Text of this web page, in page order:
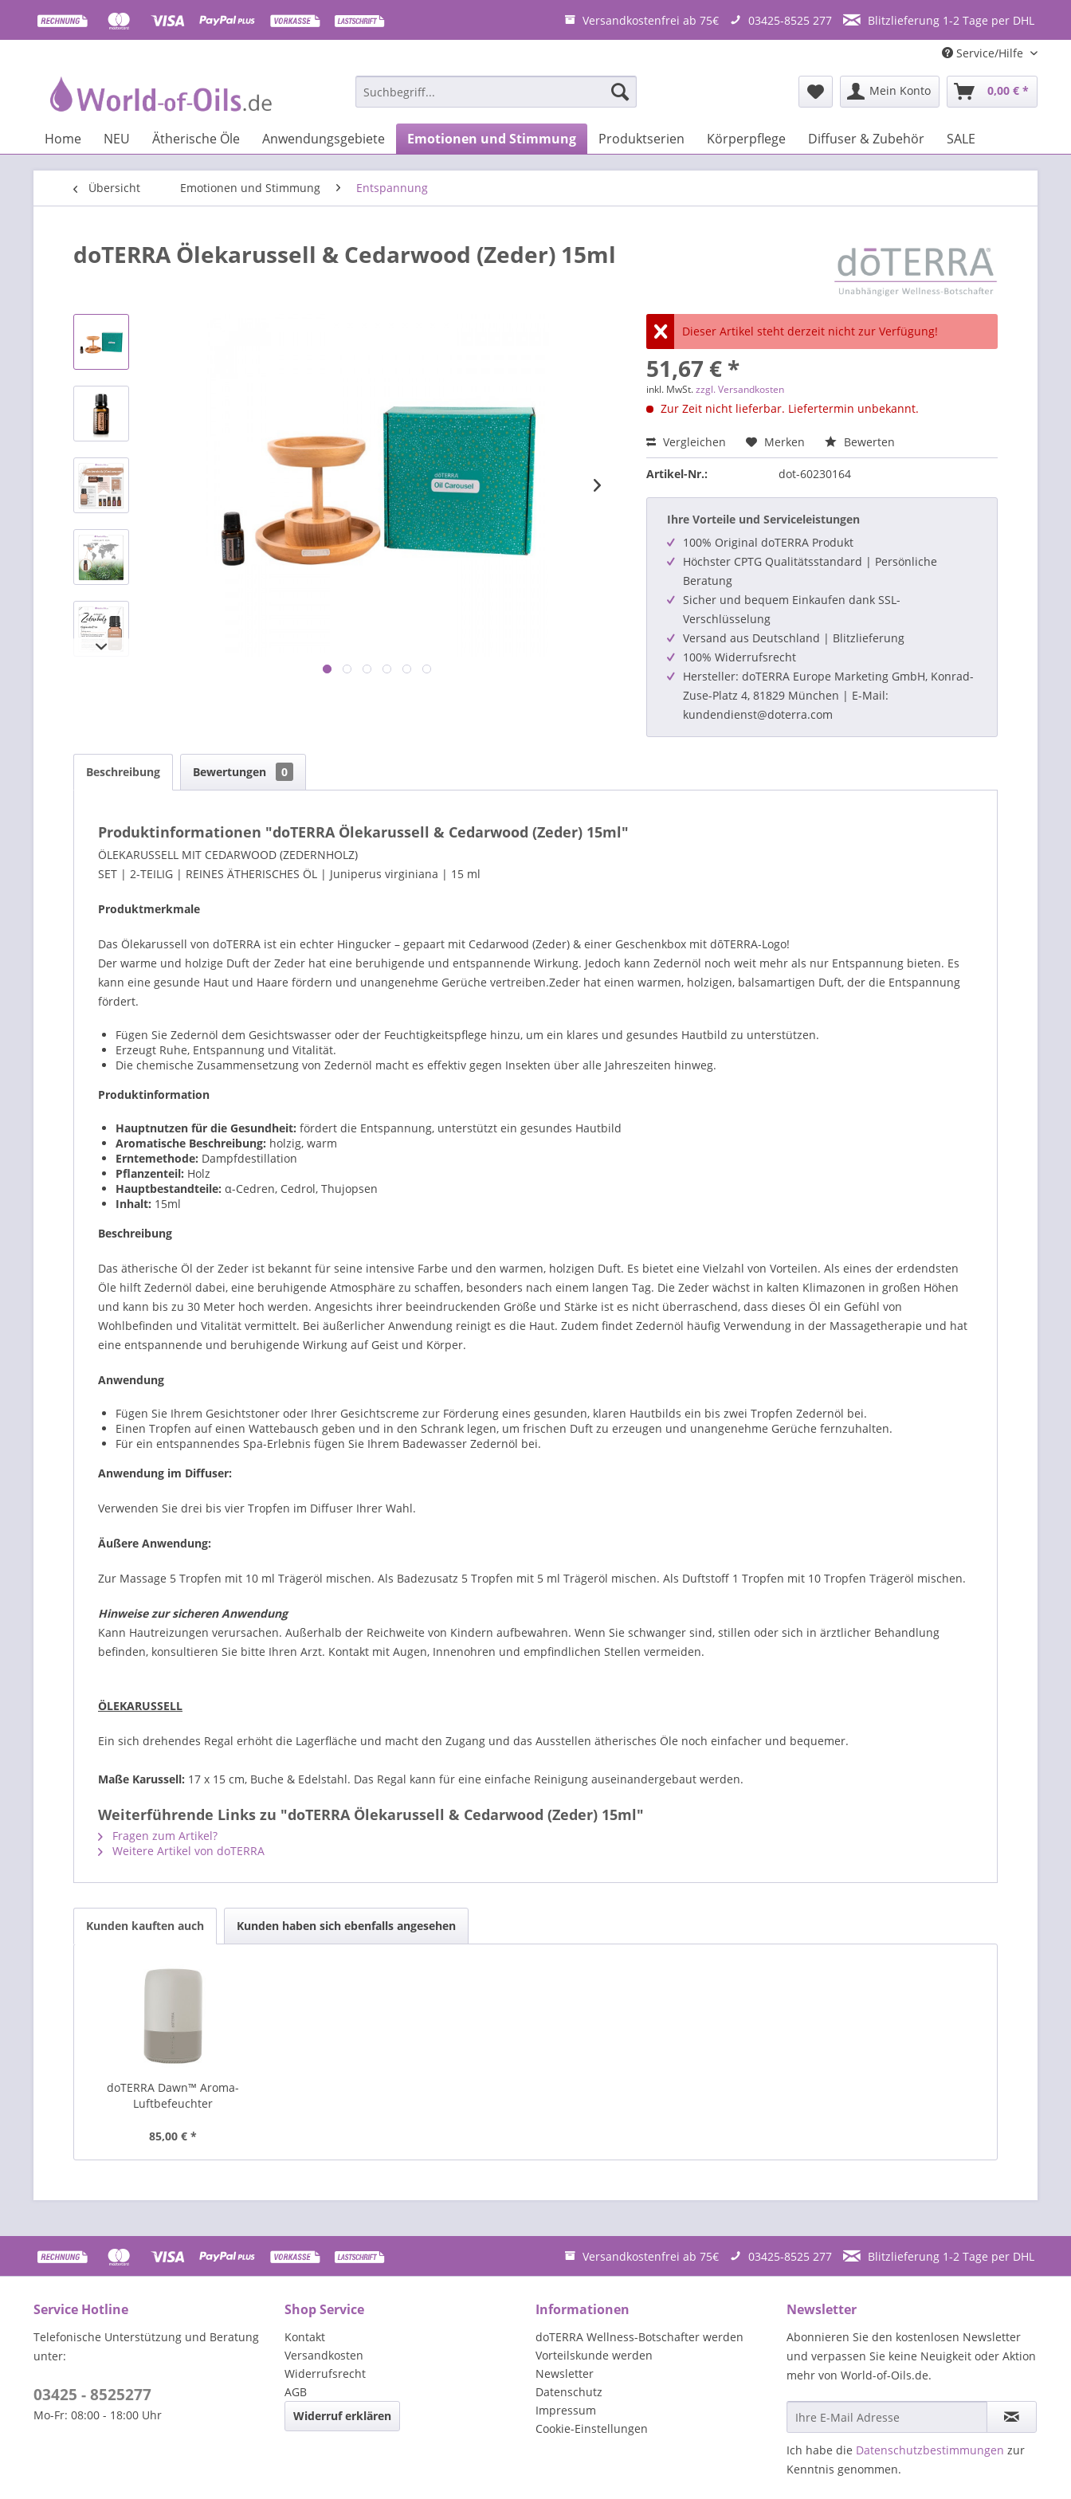
Versandkostenfrei ab 75€ 03425-8525 277 Blitzlieferung 1-2 Tage per DHL
Service/Hilfe
Mein Konto 0,00 € *
Home NEU Ätherische Öle Anwendungsgebiete Emotionen und Stimmung Produktserien Körperpflege Diffuser & Zubehör SALE
Übersicht Emotionen und Stimmung Entspannung
doTERRA Ölekarussell & Cedarwood (Zeder) 15ml
Dieser Artikel steht derzeit nicht zur Verfügung!
51,67 € *
inkl. MwSt.zzgl. Versandkosten
Zur Zeit nicht lieferbar. Liefertermin unbekannt.
Vergleichen Merken Bewerten
Artikel-Nr.: dot-60230164
Ihre Vorteile und Serviceleistungen
100% Original doTERRA Produkt
Höchster CPTG Qualitätsstandard | Persönliche
Beratung
Sicher und bequem Einkaufen dank SSL-
Verschlüsselung
Versand aus Deutschland | Blitzlieferung
100% Widerrufsrecht
Hersteller: doTERRA Europe Marketing GmbH, Konrad-
Zuse-Platz 4, 81829 München | E-Mail:
kundendienst@doterra.com
Beschreibung Bewertungen 0
Produktinformationen "doTERRA Ölekarussell & Cedarwood (Zeder) 15ml"
ÖLEKARUSSELL MIT CEDARWOOD (ZEDERNHOLZ)
SET | 2-TEILIG | REINES ÄTHERISCHES ÖL | Juniperus virginiana | 15 ml
Produktmerkmale
Das Ölekarussell von doTERRA ist ein echter Hingucker – gepaart mit Cedarwood (Zeder) & einer Geschenkbox mit dōTERRA-Logo!
Der warme und holzige Duft der Zeder hat eine beruhigende und entspannende Wirkung. Jedoch kann Zedernöl noch weit mehr als nur Entspannung bieten. Es
kann eine gesunde Haut und Haare fördern und unangenehme Gerüche vertreiben.Zeder hat einen warmen, holzigen, balsamartigen Duft, der die Entspannung
fördert.
Fügen Sie Zedernöl dem Gesichtswasser oder der Feuchtigkeitspflege hinzu, um ein klares und gesundes Hautbild zu unterstützen.
Erzeugt Ruhe, Entspannung und Vitalität.
Die chemische Zusammensetzung von Zedernöl macht es effektiv gegen Insekten über alle Jahreszeiten hinweg.
Produktinformation
Hauptnutzen für die Gesundheit: fördert die Entspannung, unterstützt ein gesundes Hautbild
Aromatische Beschreibung: holzig, warm
Erntemethode: Dampfdestillation
Pflanzenteil: Holz
Hauptbestandteile: α-Cedren, Cedrol, Thujopsen
Inhalt: 15ml
Beschreibung
Das ätherische Öl der Zeder ist bekannt für seine intensive Farbe und den warmen, holzigen Duft. Es bietet eine Vielzahl von Vorteilen. Als eines der erdendsten
Öle hilft Zedernöl dabei, eine beruhigende Atmosphäre zu schaffen, besonders nach einem langen Tag. Die Zeder wächst in kalten Klimazonen in großen Höhen
und kann bis zu 30 Meter hoch werden. Angesichts ihrer beeindruckenden Größe und Stärke ist es nicht überraschend, dass dieses Öl ein Gefühl von
Wohlbefinden und Vitalität vermittelt. Bei äußerlicher Anwendung reinigt es die Haut. Zudem findet Zedernöl häufig Verwendung in der Massagetherapie und hat
eine entspannende und beruhigende Wirkung auf Geist und Körper.
Anwendung
Fügen Sie Ihrem Gesichtstoner oder Ihrer Gesichtscreme zur Förderung eines gesunden, klaren Hautbilds ein bis zwei Tropfen Zedernöl bei.
Einen Tropfen auf einen Wattebausch geben und in den Schrank legen, um frischen Duft zu erzeugen und unangenehme Gerüche fernzuhalten.
Für ein entspannendes Spa-Erlebnis fügen Sie Ihrem Badewasser Zedernöl bei.
Anwendung im Diffuser:
Verwenden Sie drei bis vier Tropfen im Diffuser Ihrer Wahl.
Äußere Anwendung:
Zur Massage 5 Tropfen mit 10 ml Trägeröl mischen. Als Badezusatz 5 Tropfen mit 5 ml Trägeröl mischen. Als Duftstoff 1 Tropfen mit 10 Tropfen Trägeröl mischen.
Hinweise zur sicheren Anwendung
Kann Hautreizungen verursachen. Außerhalb der Reichweite von Kindern aufbewahren. Wenn Sie schwanger sind, stillen oder sich in ärztlicher Behandlung
befinden, konsultieren Sie bitte Ihren Arzt. Kontakt mit Augen, Innenohren und empfindlichen Stellen vermeiden.
ÖLEKARUSSELL
Ein sich drehendes Regal erhöht die Lagerfläche und macht den Zugang und das Ausstellen ätherisches Öle noch einfacher und bequemer.
Maße Karussell: 17 x 15 cm, Buche & Edelstahl. Das Regal kann für eine einfache Reinigung auseinandergebaut werden.
Weiterführende Links zu "doTERRA Ölekarussell & Cedarwood (Zeder) 15ml"
Fragen zum Artikel?
Weitere Artikel von doTERRA
Kunden kauften auch Kunden haben sich ebenfalls angesehen
doTERRA Dawn™ Aroma-
Luftbefeuchter
85,00 € *
Versandkostenfrei ab 75€ 03425-8525 277 Blitzlieferung 1-2 Tage per DHL
Service Hotline
Telefonische Unterstützung und Beratung
unter:
03425 - 8525277
Mo-Fr: 08:00 - 18:00 Uhr
Shop Service
Kontakt
Versandkosten
Widerrufsrecht
AGB
Widerruf erklären
Informationen
doTERRA Wellness-Botschafter werden
Vorteilskunde werden
Newsletter
Datenschutz
Impressum
Cookie-Einstellungen
Newsletter
Abonnieren Sie den kostenlosen Newsletter
und verpassen Sie keine Neuigkeit oder Aktion
mehr von World-of-Oils.de.
Ich habe die Datenschutzbestimmungen zur
Kenntnis genommen.